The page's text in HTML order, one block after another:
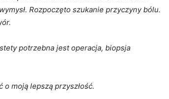
Rozpoczęto szukanie przyczyny bólu.
potrzebna jest operacja, biopsja
o moją lepszą przyszłość.